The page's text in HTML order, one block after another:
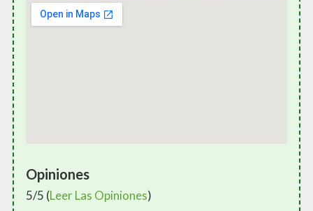
Opiniones
5/5 (Leer Las Opiniones)